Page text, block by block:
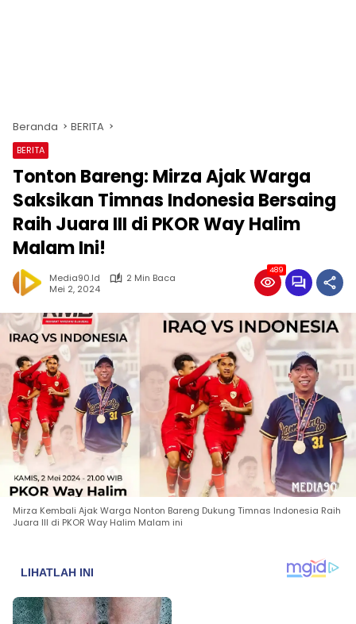
Beranda BERITA
BERITA
Tonton Bareng: Mirza Ajak Warga
Saksikan Timnas Indonesia Bersaing
Raih Juara III di PKOR Way Halim
Malam Ini!
Media90.id
2 Min Baca
Mei 2, 2024
489
Mirza Kembali Ajak Warga Nonton Bareng Dukung Timnas Indonesia Raih
Juara III di PKOR Way Halim Malam ini